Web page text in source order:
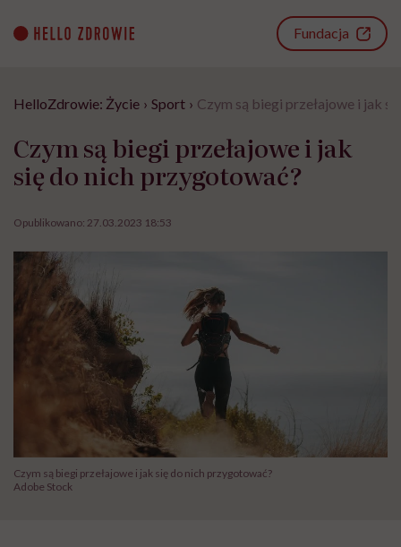
content
Fundacja
HelloZdrowie: Życie › Sport › Czym są biegi przełajowe i jak
Czym są biegi przełajowe i jak
się do nich przygotować?
Opublikowano: 27.03.2023 18:53
Czym są biegi przełajowe i jak się do nich przygotować?
Adobe Stock